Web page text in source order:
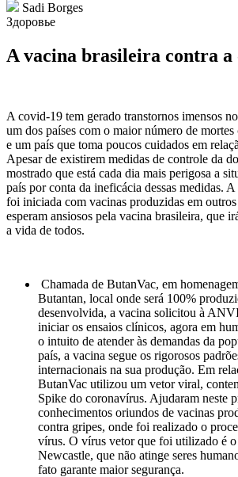
Sadi Borges
Здоровье
A vacina brasileira contra a
A covid-19 tem gerado transtornos imensos
um dos países com o maior número de mortes
e um país que toma poucos cuidados em
Apesar de existirem medidas de controle da
mostrado que está cada dia mais perigosa a
país por conta da ineficácia dessas medidas.
foi iniciada com vacinas produzidas em
esperam ansiosos pela vacina brasileira, que
a vida de todos.
Chamada de ButanVac, em
Butantan, local onde será 100%
desenvolvida, a vacina solicitou à
iniciar os ensaios clínicos, agora em
o intuito de atender às demandas da
país, a vacina segue os rigorosos
internacionais na sua produção. Em
ButanVac utilizou um vetor viral,
Spike do coronavírus. Ajudaram neste
conhecimentos oriundos de vacinas
contra gripes, onde foi realizado o
vírus. O vírus vetor que foi utilizado é
Newcastle, que não atinge seres
fato garante maior segurança.